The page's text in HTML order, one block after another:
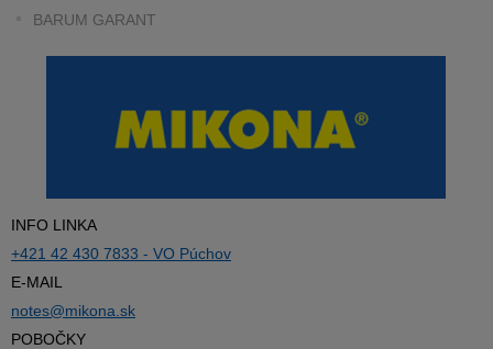
BARUM GARANT
INFO LINKA
+421 42 430 7833 - VO Púchov
E-MAIL
notes@mikona.sk
POBOČKY